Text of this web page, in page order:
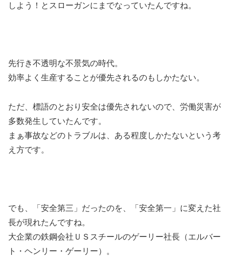
しよう！とスローガンにまでなっていたんですね。
先行き不透明な不景気の時代。
効率よく生産することが優先されるのもしかたない。
ただ、標語のとおり安全は優先されないので、労働災害が
多数発生していたんです。
まぁ事故などのトラブルは、ある程度しかたないという考
え方です。
でも、「 安全第三」だったのを、「安全第一」に変えた社
長が現れたんですね。
大企業の鉄鋼会社ＵＳスチールのゲーリー社長（エルバー
ト・ヘンリー・ゲーリー）。